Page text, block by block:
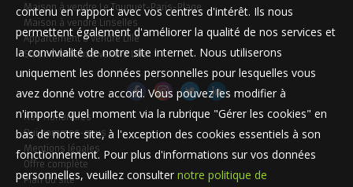
Maison à vendre Le Touquet-Paris-Plage
Maison à vendre Linselles
Appartement à vendre Lille
Stationnement à vendre Lille
Nos Honoraires
Qui sommes-nous
Mentions légales
Offre complète
Plan du site
contenu en rapport avec vos centres d'intérêt. Ils nous
permettent également d'améliorer la qualité de nos services et
la convivialité de notre site internet. Nous utiliserons
uniquement les données personnelles pour lesquelles vous
avez donné votre accord. Vous pouvez les modifier à
n'importe quel moment via la rubrique "Gérer les cookies" en
bas de notre site, à l'exception des cookies essentiels à son
fonctionnement. Pour plus d'informations sur vos données
personnelles, veuillez consulter notre politique de